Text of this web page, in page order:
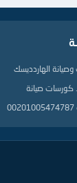
الهاردديسك
كورسات صيانة